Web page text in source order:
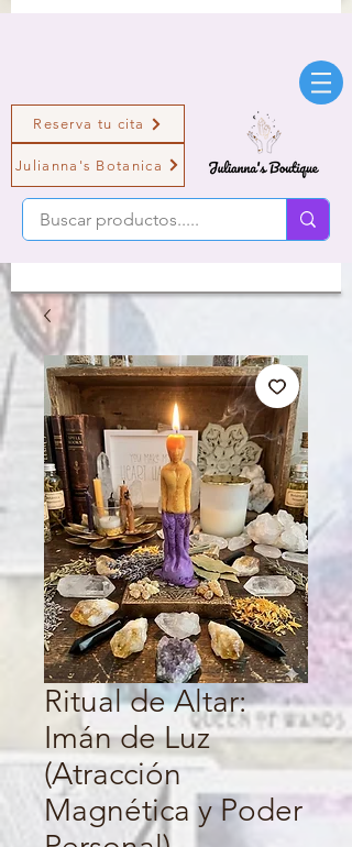
Reserva tu cita
Julianna's Botanica
Ritual de Altar:
Imán de Luz
(Atracción
Magnética y Poder